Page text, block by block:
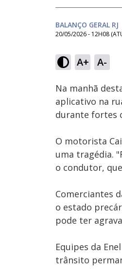
BALANÇO GERAL RJ
20/05/2026 - 12H08
A+ A-
Ativar
Som
Na manhã
aplicativo na
durante fortes
O motorista
uma tragédia.
o condutor,
Comerciantes
o estado
pode ter
Equipes da
trânsito